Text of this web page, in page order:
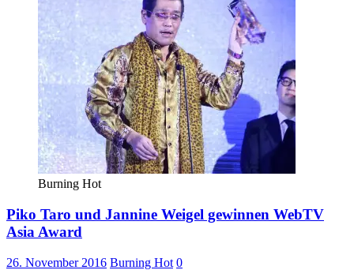
Burning Hot
Piko Taro und Jannine Weigel gewinnen WebTV
Asia Award
26. November 2016 Burning Hot 0